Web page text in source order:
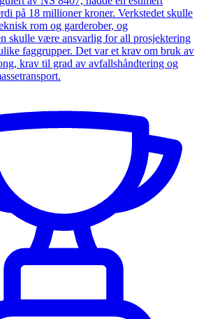
på 18 millioner kroner. Verkstedet skulle
rom og garderober, og
skulle være ansvarlig for all prosjektering
faggrupper. Det var et krav om bruk av
krav til grad av avfallshåndtering og